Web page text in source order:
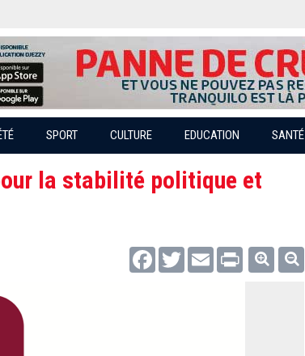
SPORT CULTURE EDUCATION SANTÉ
la stabilité politique et
FacebookTwitter Email Print